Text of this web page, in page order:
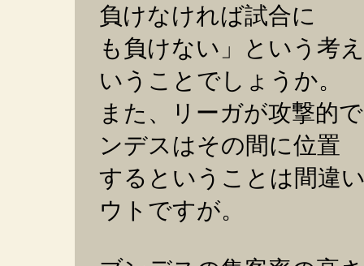
負けなければ試合に
も負けない」という考
いうことでしょうか。
また、リーガが攻撃的
ンデスはその間に位置
するということは間違
ウトですが。